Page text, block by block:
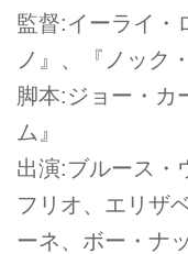
監督:イーライ・
ノ』、『ノック
脚本:ジョー・カ
ム』
出演:ブルース・
フリオ、エリザ
ーネ、ボー・ナ